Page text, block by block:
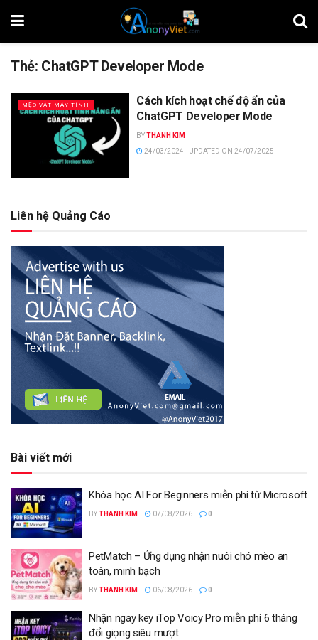
Thẻ: ChatGPT Developer Mode
MẸO VẶT MÁY TÍNH
Cách kích hoạt chế độ ẩn của
ChatGPT Developer Mode
BYTHANH KIM
24/03/2024 - UPDATED ON 24/07/2025
Liên hệ Quảng Cáo
Bài viết mới
Khóa học AI For Beginners miễn phí từ Microsoft
BYTHANH KIM 07/08/2026 0
PetMatch – Ứng dụng nhận nuôi chó mèo an
toàn, minh bạch
BYTHANH KIM 06/08/2026 0
Nhận ngay key iTop Voicy Pro miễn phí 6 tháng
đổi giọng siêu mượt